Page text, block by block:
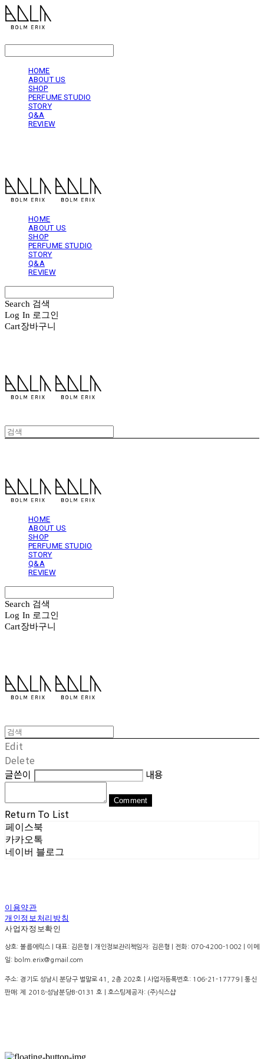
HOME
ABOUT US
SHOP
PERFUME STUDIO
STORY
Q&A
REVIEW
HOME
ABOUT US
SHOP
PERFUME STUDIO
STORY
Q&A
REVIEW
Search 검색
Log In 로그인
Cart장바구니
HOME
ABOUT US
SHOP
PERFUME STUDIO
STORY
Q&A
REVIEW
Search 검색
Log In 로그인
Cart장바구니
Edit
Delete
글쓴이
내용
Comment
Return To List
페이스북
카카오톡
네이버 블로그
이용약관
개인정보처리방침
사업자정보확인
상호: 볼름에릭스 | 대표: 김은형 | 개인정보관리책임자: 김은형 | 전화: 070-4200-1002 | 이메
일: bolm.erix@gmail.com
주소: 경기도 성남시 분당구 벌말로 41, 2층 202호 | 사업자등록번호: 106-21-17779 | 통신
판매:제 2018-성남분당B-0131 호 | 호스팅제공자: (주)식스샵